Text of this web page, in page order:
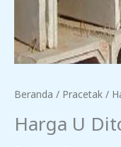
Beranda / Pracetak /
Harga U